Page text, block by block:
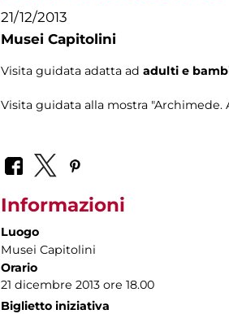
21/12/2013
Musei Capitolini
Visita guidata adatta ad adulti e
Visita guidata alla mostra
Informazioni
Luogo
Musei Capitolini
Orario
21 dicembre 2013 ore 18.00
Biglietto iniziativa